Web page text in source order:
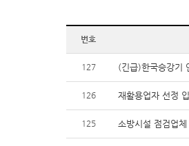
번호
127 (긴급)한국승강기
126 재활용업자 선정
125 소방시설 점검업